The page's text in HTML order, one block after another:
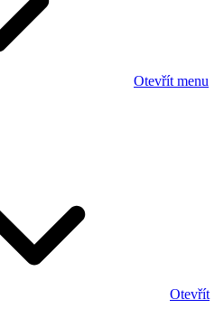
Otevřít menu
Otevřít